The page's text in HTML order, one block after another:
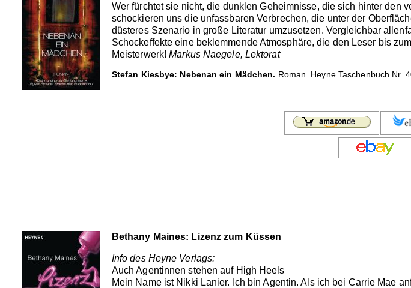
Wer fürchtet sie nicht, die dunklen Geheimnisse, die sich hinter den
schockieren uns die unfassbaren Verbrechen, die unter der
düsteres Szenario in große Literatur umzusetzen. Vergleichbar
Schockeffekte eine beklemmende Atmosphäre, die den Leser bis
Meisterwerk!Markus Naegele, Lektorat
Stefan Kiesbye: Nebenan ein Mädchen. Roman. Heyne Taschenbuch Nr.
Bethany Maines: Lizenz zum Küssen
Info des Heyne Verlags:
Auch Agentinnen stehen auf High Heels
Mein Name ist Nikki Lanier. Ich bin Agentin. Als ich bei Carrie Mae